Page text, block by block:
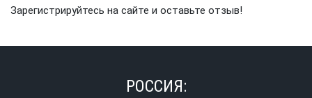
Зарегистрируйтесь на сайте и оставьте отзыв!
РОССИЯ: